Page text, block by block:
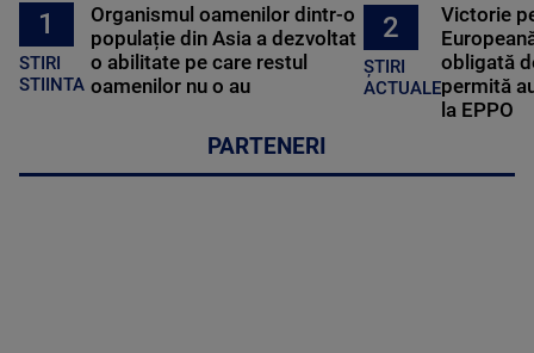
1
STIRI
STIINTA
Organismul oamenilor dintr-o
populație din Asia a dezvoltat
o abilitate pe care restul
oamenilor nu o au
2
ȘTIRI
ACTUALE
Victorie
obligată
permită
la EPPO
PARTENERI